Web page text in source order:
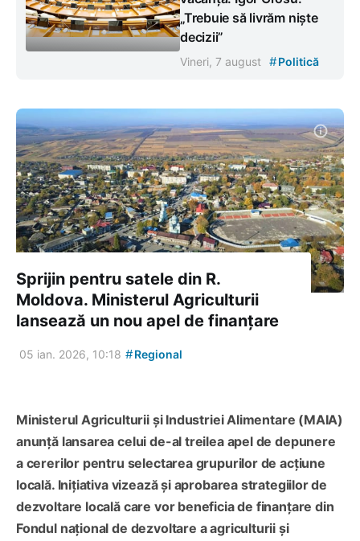
„Trebuie să livrăm niște
decizii”
Vineri, 7 august #Politică
Sprijin pentru satele din R.
Moldova. Ministerul Agriculturii
lansează un nou apel de finanțare
05 ian. 2026, 10:18 #Regional
Ministerul Agriculturii și Industriei Alimentare (MAIA)
anunță lansarea celui de-al treilea apel de depunere
a cererilor pentru selectarea grupurilor de acțiune
locală. Inițiativa vizează și aprobarea strategiilor de
dezvoltare locală care vor beneficia de finanțare din
Fondul național de dezvoltare a agriculturii și